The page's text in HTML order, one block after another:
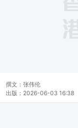
撰文： 张伟伦
出版： 2026-06-03 16:38